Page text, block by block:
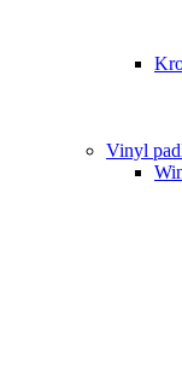
Vinyl